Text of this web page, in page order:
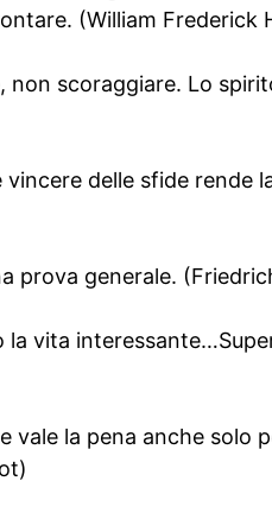
(William Frederick
scoraggiare. Lo
delle sfide rende
prova generale.
vita
vale la pena anche